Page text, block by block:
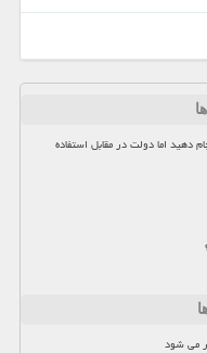
دهید اما دولت در مقابل استفاده
می شود